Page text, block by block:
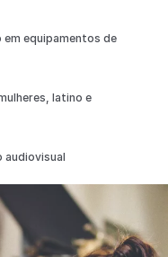
em equipamentos de
latino e
audiovisual